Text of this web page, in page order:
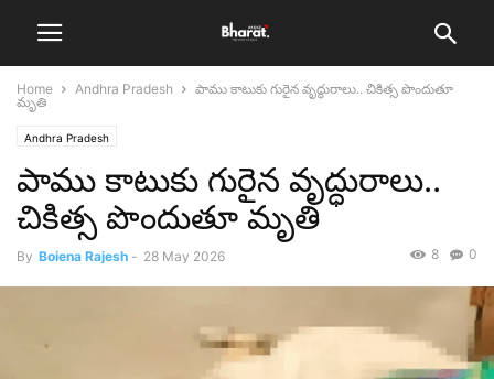
Home Andhra Pradesh
పాము కాటుకు గురైన వృద్ధురాలు.. చికిత్స పొందుతూ
మృతి
Andhra Pradesh
పాము కాటుకు గురైన వృద్ధురాలు..
చికిత్స పొందుతూ మృతి
By Boiena Rajesh - 28 May 2026 0
8